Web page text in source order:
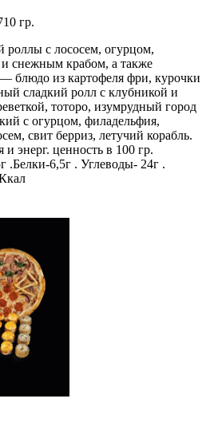
гр.
с лососем, огурцом,
и снежным крабом, а также
блюдо из картофеля фри, курочки
сладкий ролл с клубникой и
тоторо, изумрудный город
с огурцом, филадельфия,
свит берриз, летучий корабль.
энерг. ценность в 100 гр.
.Белки-6,5г . Углеводы- 24г .